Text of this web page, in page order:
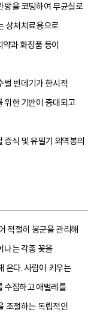
방을 코팅하여 무균실로
상처치료용으로
과 화장품 등이
벌 번데기가 한시적
위한 기반이 증대되고
식 및 유밀기 외역봉의
적절히 봉군을 관리해
나는 각종 꽃을
온다. 사람이 키우는
수집하고 애벌레를
조절하는 독립적인